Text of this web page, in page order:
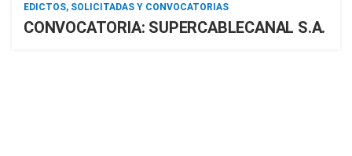
EDICTOS, SOLICITADAS Y CONVOCATORIAS
CONVOCATORIA: SUPERCABLECANAL S.A.